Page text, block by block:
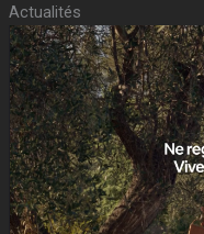
Actualités